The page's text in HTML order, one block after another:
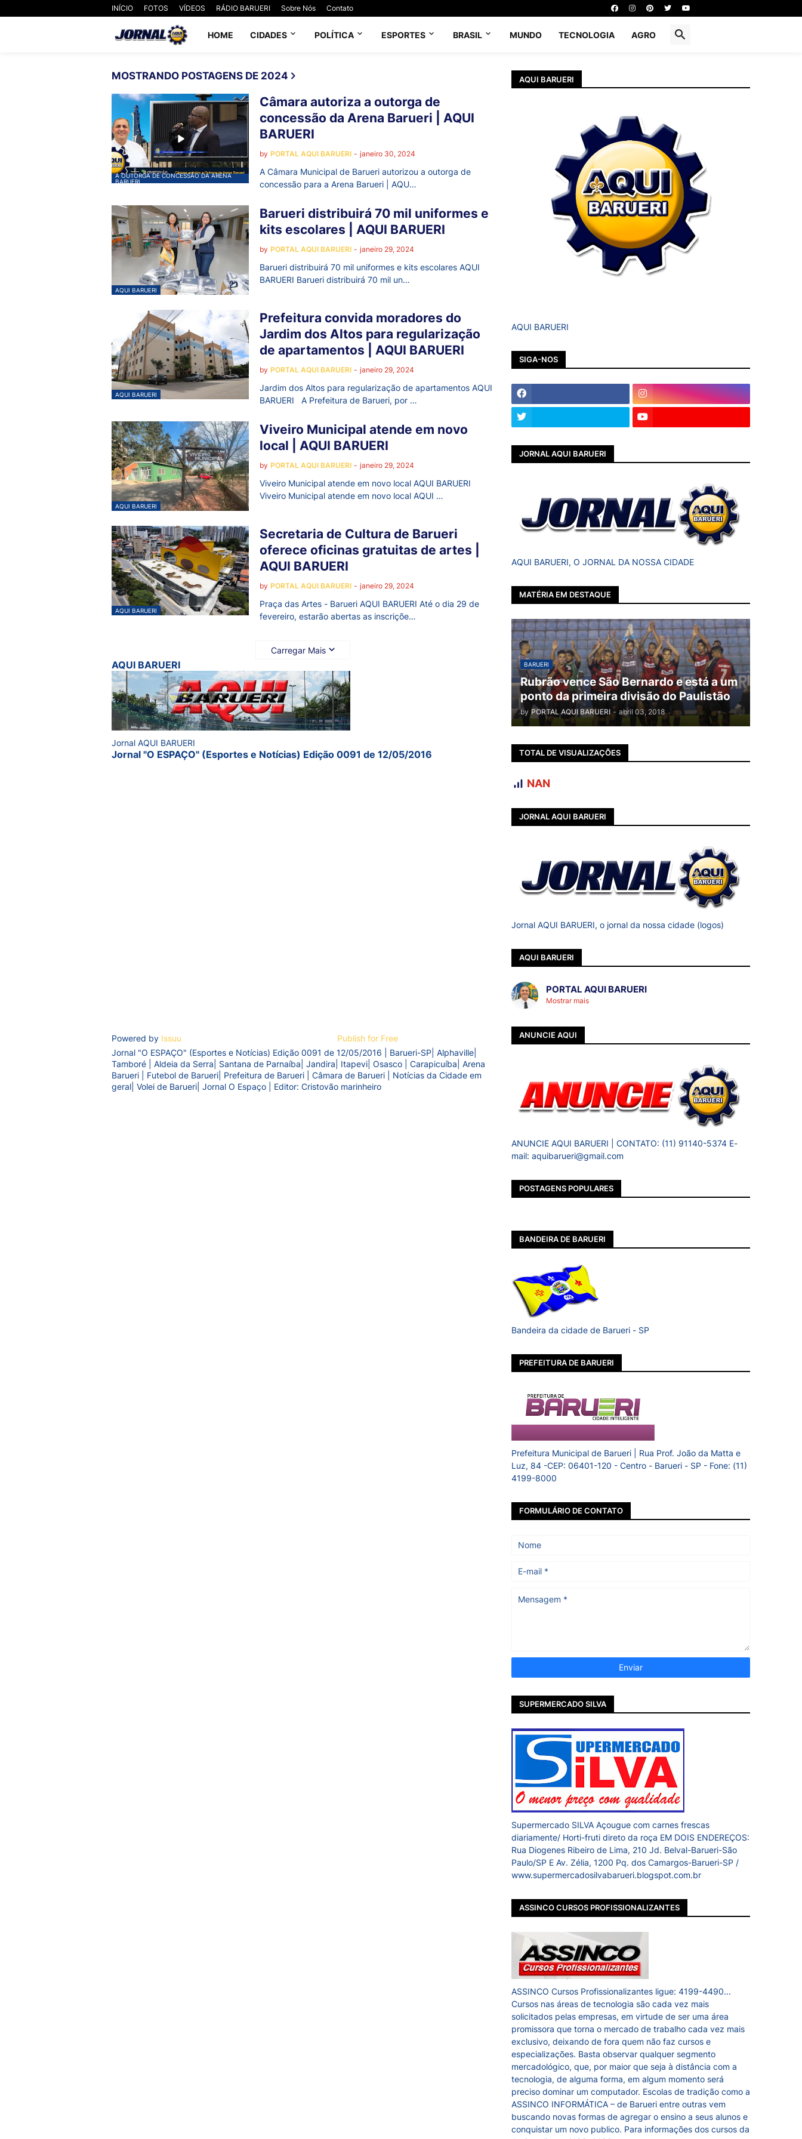
INÍCIO FOTOS VÍDEOS RÁDIO BARUERI Sobre Nós Contato
HOME CIDADES POLÍTICA ESPORTES BRASIL MUNDO TECNOLOGIA AGRO
MOSTRANDO POSTAGENS DE 2024
A OUTORGA DE CONCESSÃO DA ARENA
BARUERI
Câmara autoriza a outorga de
concessão da Arena Barueri | AQUI
BARUERI
by PORTAL AQUI BARUERI - janeiro 30, 2024
A Câmara Municipal de Barueri autorizou a outorga de
concessão para a Arena Barueri | AQU…
AQUI BARUERI
Barueri distribuirá 70 mil uniformes e
kits escolares | AQUI BARUERI
by PORTAL AQUI BARUERI - janeiro 29, 2024
Barueri distribuirá 70 mil uniformes e kits escolares AQUI
BARUERI Barueri distribuirá 70 mil un…
AQUI BARUERI
Prefeitura convida moradores do
Jardim dos Altos para regularização
de apartamentos | AQUI BARUERI
by PORTAL AQUI BARUERI - janeiro 29, 2024
Jardim dos Altos para regularização de apartamentos AQUI
BARUERI A Prefeitura de Barueri, por …
AQUI BARUERI
Viveiro Municipal atende em novo
local | AQUI BARUERI
by PORTAL AQUI BARUERI - janeiro 29, 2024
Viveiro Municipal atende em novo local AQUI BARUERI
Viveiro Municipal atende em novo local AQUI …
AQUI BARUERI
Secretaria de Cultura de Barueri
oferece oficinas gratuitas de artes |
AQUI BARUERI
by PORTAL AQUI BARUERI - janeiro 29, 2024
Praça das Artes - Barueri AQUI BARUERI Até o dia 29 de
fevereiro, estarão abertas as inscriçõe…
Carregar Mais
AQUI BARUERI
Jornal AQUI BARUERI
Jornal "O ESPAÇO" (Esportes e Notícias) Edição 0091 de 12/05/2016
Powered by Issuu
Publish for Free
Jornal "O ESPAÇO" (Esportes e Notícias) Edição 0091 de 12/05/2016 | Barueri-SP| Alphaville|
Tamboré | Aldeia da Serra| Santana de Parnaíba| Jandira| Itapevi| Osasco | Carapicuíba| Arena
Barueri | Futebol de Barueri| Prefeitura de Barueri | Câmara de Barueri | Notícias da Cidade em
geral| Volei de Barueri| Jornal O Espaço | Editor: Cristovão marinheiro
AQUI BARUERI
AQUI BARUERI
SIGA-NOS
JORNAL AQUI BARUERI
AQUI BARUERI, O JORNAL DA NOSSA CIDADE
MATÉRIA EM DESTAQUE
BARUERI
Rubrão vence São Bernardo e está a um
ponto da primeira divisão do Paulistão
by PORTAL AQUI BARUERI - abril 03, 2018
TOTAL DE VISUALIZAÇÕES
NAN
JORNAL AQUI BARUERI
Jornal AQUI BARUERI, o jornal da nossa cidade (logos)
AQUI BARUERI
PORTAL AQUI BARUERI
Mostrar mais
ANUNCIE AQUI
ANUNCIE AQUI BARUERI | CONTATO: (11) 91140-5374 E-
mail: aquibarueri@gmail.com
POSTAGENS POPULARES
BANDEIRA DE BARUERI
Bandeira da cidade de Barueri - SP
PREFEITURA DE BARUERI
Prefeitura Municipal de Barueri | Rua Prof. João da Matta e
Luz, 84 -CEP: 06401-120 - Centro - Barueri - SP - Fone: (11)
4199-8000
FORMULÁRIO DE CONTATO
SUPERMERCADO SILVA
Supermercado SILVA Açougue com carnes frescas
diariamente/ Horti-fruti direto da roça EM DOIS ENDEREÇOS:
Rua Diogenes Ribeiro de Lima, 210 Jd. Belval-Barueri-São
Paulo/SP E Av. Zélia, 1200 Pq. dos Camargos-Barueri-SP /
www.supermercadosilvabarueri.blogspot.com.br
ASSINCO CURSOS PROFISSIONALIZANTES
ASSINCO Cursos Profissionalizantes ligue: 4199-4490...
Cursos nas áreas de tecnologia são cada vez mais
solicitados pelas empresas, em virtude de ser uma área
promissora que torna o mercado de trabalho cada vez mais
exclusivo, deixando de fora quem não faz cursos e
especializações. Basta observar qualquer segmento
mercadológico, que, por maior que seja à distância com a
tecnologia, de alguma forma, em algum momento será
preciso dominar um computador. Escolas de tradição como a
ASSINCO INFORMÁTICA – de Barueri entre outras vem
buscando novas formas de agregar o ensino a seus alunos e
conquistar um novo publico. Para informações dos cursos da